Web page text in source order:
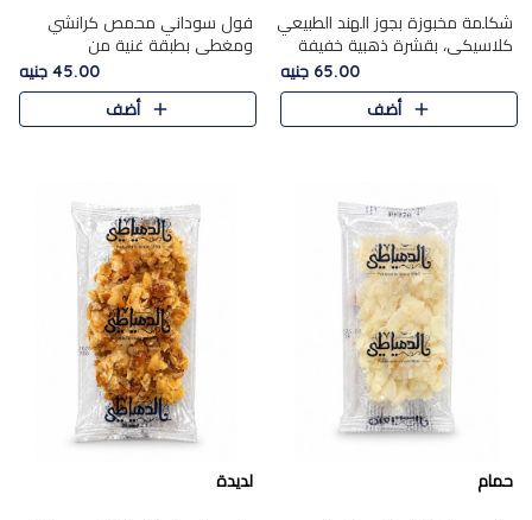
شكلمة مخبوزة بجوز الهند الطبيعي
كلاسيكي، بقشرة ذهبية خفيفة
وقلب طري رطب يذوب في الفم،
تمنحك المذاق الشرقي الحلو الأصيل
التقليدي في كل لقمة.
65.00 جنيه
أضف
فول سوداني محمص كرانشي
ومغطى بطبقة غنية من
الشوكولاتة، يجمع بين طعم
القرمشة الأصيلة الكلاسكيكية
التقليدية للفول السوداني وحلاوة
45.00 جنيه
أضف
حمام لديدة